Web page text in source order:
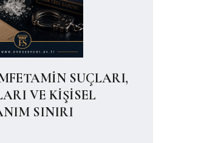
SUÇLARI,
VE KİŞİSEL
SINIRI